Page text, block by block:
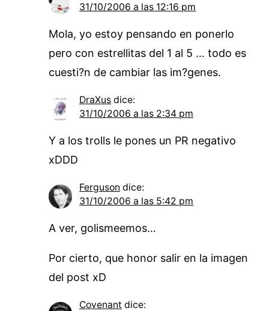
31/10/2006 a las 12:16 pm
Mola, yo estoy pensando en ponerlo
pero con estrellitas del 1 al 5 … todo es
cuesti?n de cambiar las im?genes.
DraXus dice:
31/10/2006 a las 2:34 pm
Y a los trolls le pones un PR negativo
xDDD
Ferguson dice:
31/10/2006 a las 5:42 pm
A ver, golismeemos…
Por cierto, que honor salir en la imagen
del post xD
Covenant dice: